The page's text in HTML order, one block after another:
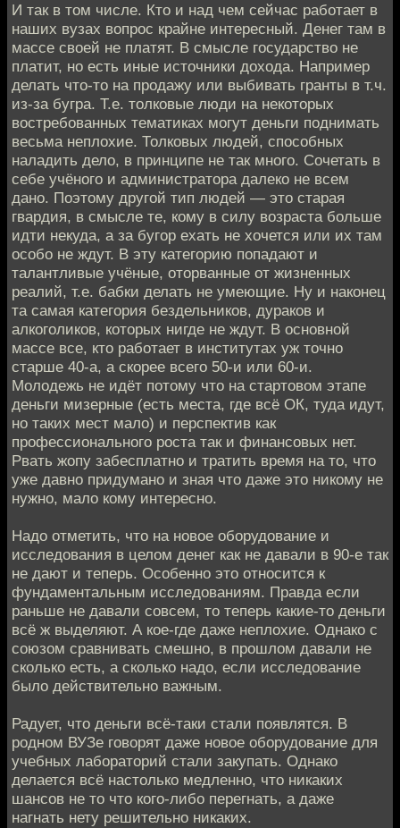
И так в том числе. Кто и над чем сейчас работает в
наших вузах вопрос крайне интересный. Денег там в
массе своей не платят. В смысле государство не
платит, но есть иные источники дохода. Например
делать что-то на продажу или выбивать гранты в т.ч.
из-за бугра. Т.е. толковые люди на некоторых
востребованных тематиках могут деньги поднимать
весьма неплохие. Толковых людей, способных
наладить дело, в принципе не так много. Сочетать в
себе учёного и администратора далеко не всем
дано. Поэтому другой тип людей — это старая
гвардия, в смысле те, кому в силу возраста больше
идти некуда, а за бугор ехать не хочется или их там
особо не ждут. В эту категорию попадают и
талантливые учёные, оторванные от жизненных
реалий, т.е. бабки делать не умеющие. Ну и наконец
та самая категория бездельников, дураков и
алкоголиков, которых нигде не ждут. В основной
массе все, кто работает в институтах уж точно
старше 40-а, а скорее всего 50-и или 60-и.
Молодежь не идёт потому что на стартовом этапе
деньги мизерные (есть места, где всё ОК, туда идут,
но таких мест мало) и перспектив как
профессионального роста так и финансовых нет.
Рвать жопу забесплатно и тратить время на то, что
уже давно придумано и зная что даже это никому не
нужно, мало кому интересно.
Надо отметить, что на новое оборудование и
исследования в целом денег как не давали в 90-е так
не дают и теперь. Особенно это относится к
фундаментальным исследованиям. Правда если
раньше не давали совсем, то теперь какие-то деньги
всё ж выделяют. А кое-где даже неплохие. Однако с
союзом сравнивать смешно, в прошлом давали не
сколько есть, а сколько надо, если исследование
было действительно важным.
Радует, что деньги всё-таки стали появлятся. В
родном ВУЗе говорят даже новое оборудование для
учебных лабораторий стали закупать. Однако
делается всё настолько медленно, что никаких
шансов не то что кого-либо перегнать, а даже
нагнать нету решительно никаких.